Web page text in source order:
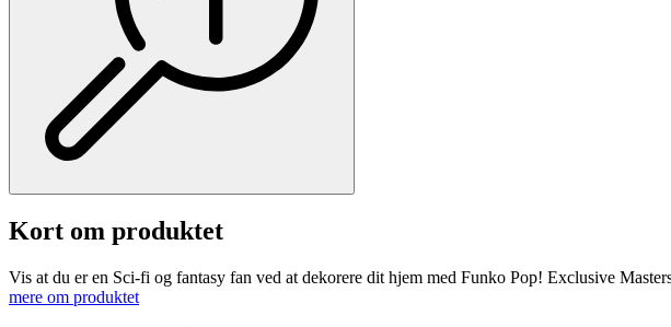
Kort om produktet
Vis at du er en Sci-fi og fantasy fan ved at dekorere dit hjem med Funko Pop! Exclusive
mere om produktet